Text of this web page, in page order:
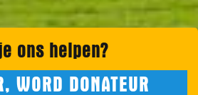
ons helpen?
WORD DONATEUR